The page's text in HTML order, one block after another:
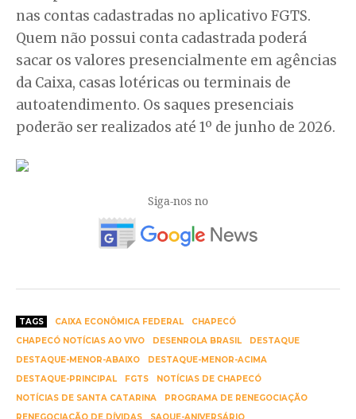
nas contas cadastradas no aplicativo FGTS.
Quem não possui conta cadastrada poderá
sacar os valores presencialmente em agências
da Caixa, casas lotéricas ou terminais de
autoatendimento. Os saques presenciais
poderão ser realizados até 1º de junho de 2026.
Siga-nos no
TAGS CAIXA ECONÔMICA FEDERAL
CHAPECÓ
CHAPECÓ NOTÍCIAS AO VIVO
DESENROLA BRASIL
DESTAQUE
DESTAQUE-MENOR-ABAIXO
DESTAQUE-MENOR-ACIMA
DESTAQUE-PRINCIPAL
FGTS
NOTÍCIAS DE CHAPECÓ
NOTÍCIAS DE SANTA CATARINA
PROGRAMA DE RENEGOCIAÇÃO